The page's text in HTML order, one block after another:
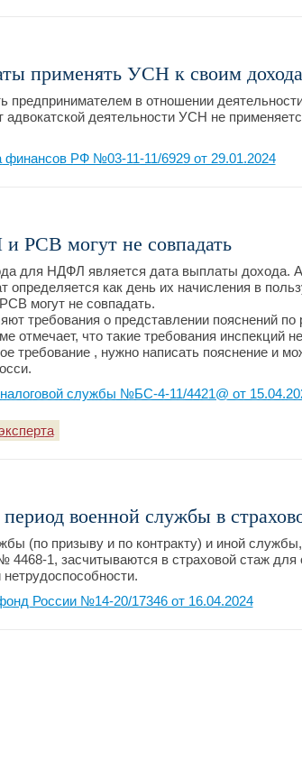
применять УСН к своим
предпринимателем в отношении
адвокатской деятельности УСН не
РФ №03-11-11/6929 от 29.01.2024
РСВ могут не совпадать
для НДФЛ является дата выплаты дохода.
определяется как день их начисления в
могут не совпадать.
требования о представлении пояснений
отмечает, что такие требования инспекций
требование , нужно написать пояснение и
службы №БС-4-11/4421@ от
военной службы в
(по призыву и по контракту) и иной службы,
4468-1, засчитываются в страховой стаж для
России №14-20/17346 от 16.04.2024